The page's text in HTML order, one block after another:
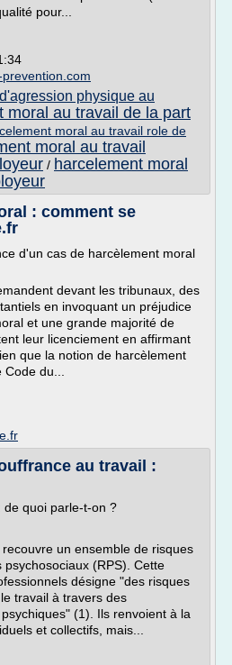
pour...
physique au
moral au travail de la part
moral au travail role de
moral au travail
/ harcelement moral
: comment se
d'un cas de harcèlement moral
devant les tribunaux, des
en invoquant un préjudice
et une grande majorité de
leur licenciement en affirmant
que la notion de harcèlement
du...
au travail :
de quoi parle-t-on ?
un ensemble de risques
(RPS). Cette
désigne "des risques
travail à travers des
(1). Ils renvoient à la
et collectifs, mais...